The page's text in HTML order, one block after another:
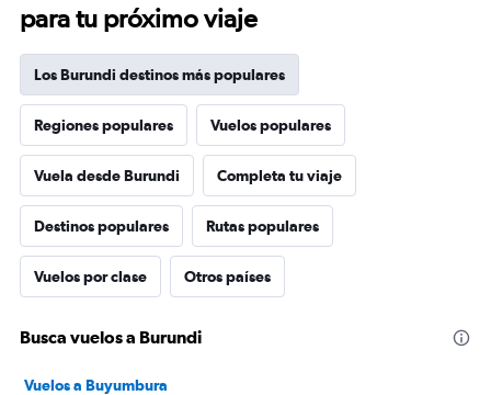
para tu próximo viaje
Los Burundi destinos más populares
Regiones populares Vuelos populares
Vuela desde Burundi Completa tu viaje
Destinos populares Rutas populares
Vuelos por clase Otros países
Busca vuelos a Burundi
Vuelos a Buyumbura